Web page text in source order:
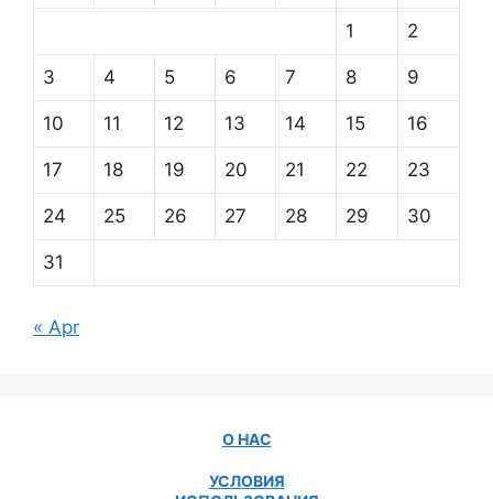
1 2
3 4 5 6 7 8 9
10 11 12 13 14 15 16
17 18 19 20 21 22 23
24 25 26 27 28 29 30
31
« Apr
О НАС
УСЛОВИЯ